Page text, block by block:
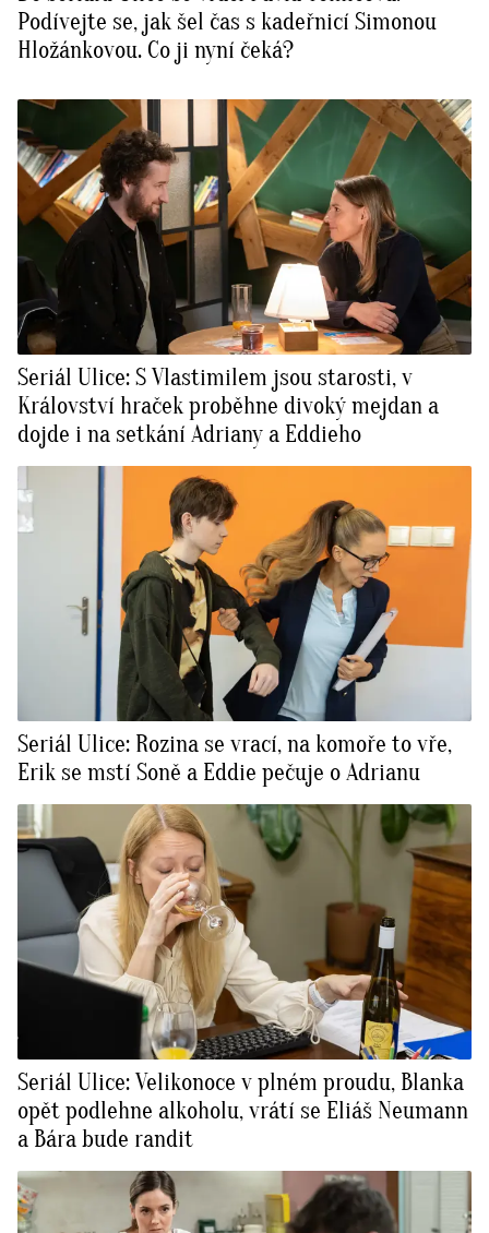
Podívejte se, jak šel čas s kadeřnicí Simonou
Hložánkovou. Co ji nyní čeká?
Seriál Ulice: S Vlastimilem jsou starosti, v
Království hraček proběhne divoký mejdan a
dojde i na setkání Adriany a Eddieho
Seriál Ulice: Rozina se vrací, na komoře to vře,
Erik se mstí Soně a Eddie pečuje o Adrianu
Seriál Ulice: Velikonoce v plném proudu, Blanka
opět podlehne alkoholu, vrátí se Eliáš Neumann
a Bára bude randit